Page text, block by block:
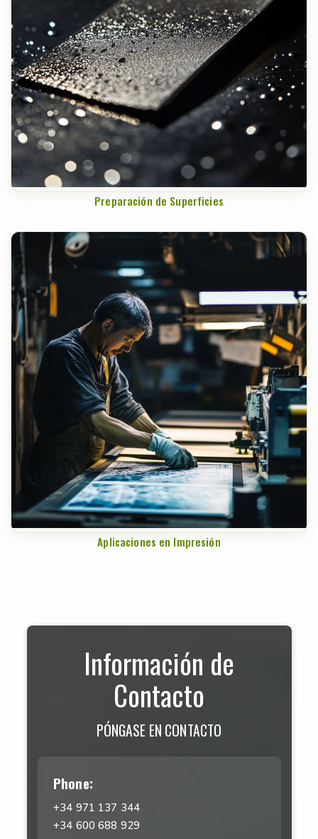
Preparación de Superficies
Aplicaciones en Impresión
Información de
Contacto
PÓNGASE EN CONTACTO
Phone:
+34 971 137 344
+34 600 688 929